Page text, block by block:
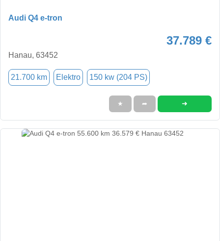
Audi Q4 e-tron
37.789 €
Hanau, 63452
21.700 km Elektro 150 kw (204 PS)
★ ➦ ➜